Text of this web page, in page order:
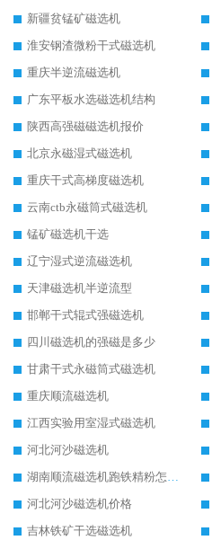
新疆贫锰矿磁选机
淮安钢渣微粉干式磁选机
重庆半逆流磁选机
广东平板水选磁选机结构
陕西高强磁磁选机报价
北京永磁湿式磁选机
重庆干式高梯度磁选机
云南ctb永磁筒式磁选机
锰矿磁选机干选
辽宁湿式逆流磁选机
天津磁选机半逆流型
邯郸干式辊式强磁选机
四川磁选机的强磁是多少
甘肃干式永磁筒式磁选机
重庆顺流磁选机
江西实验用室湿式磁选机
河北河沙磁选机
湖南顺流磁选机跑铁精粉怎么处理
河北河沙磁选机价格
吉林铁矿干选磁选机